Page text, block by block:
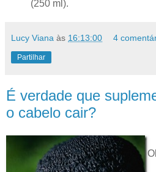
(250 ml).
Lucy Viana às 16:13:00 4
Partilhar
É verdade que
o cabelo cair?